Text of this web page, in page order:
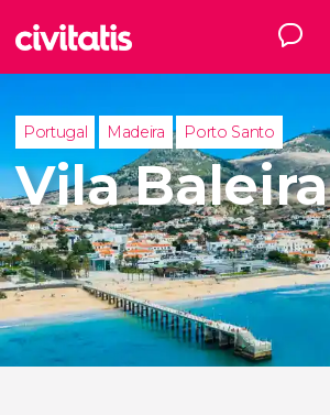
Portugal Madeira Porto Santo
Vila Baleira